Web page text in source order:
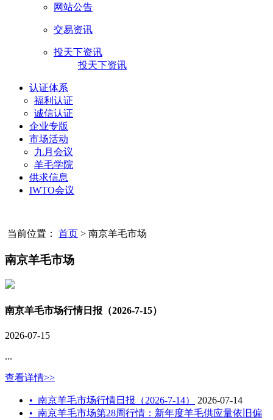
网站公告
交易资讯
投天下资讯
投天下资讯
认证体系
福利认证
诚信认证
企业专版
市场活动
九月会议
羊毛学院
供求信息
IWTO会议
当前位置： 首页 > 南京羊毛市场
南京羊毛市场
南京羊毛市场行情日报（2026-7-15）
2026-07-15
...
查看详情>>
• 南京羊毛市场行情日报（2026-7-14）
2026-07-14
• 南京羊毛市场第28周行情：新年度羊毛供应量依旧偏